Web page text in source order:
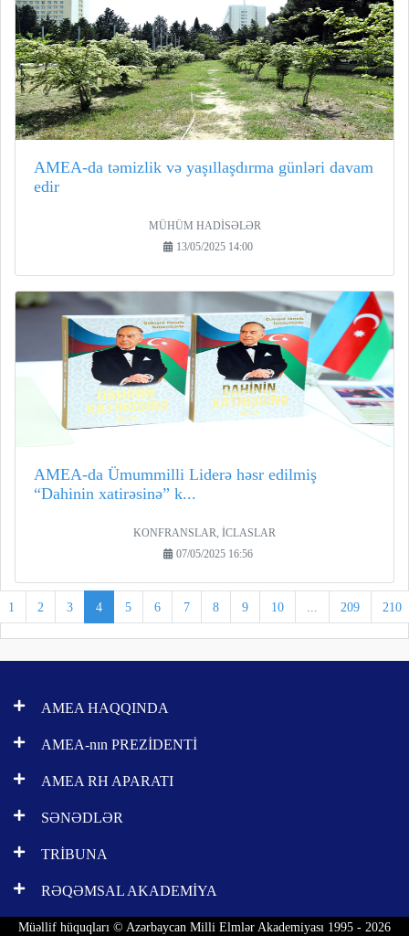
AMEA-da təmizlik və yaşıllaşdırma günləri davam
edir
MÜHÜM HADİSƏLƏR
13/05/2025 14:00
AMEA-da Ümummilli Liderə həsr edilmiş
“Dahinin xatirəsinə” k...
KONFRANSLAR, İCLASLAR
07/05/2025 16:56
1 2 3 4 5 6 7 8 9 10 ... 209 210
AMEA HAQQINDA
AMEA-nın PREZİDENTİ
AMEA RH APARATI
SƏNƏDLƏR
TRİBUNA
RƏQƏMSAL AKADEMİYA
Müəllif hüquqları © Azərbaycan Milli Elmlər Akademiyası 1995 - 2026